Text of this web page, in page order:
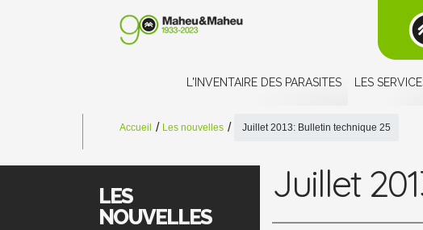
L'INVENTAIRE DES PARASITES LES
Accueil Les nouvelles Juillet 2013: Bulletin technique 25
LES
NOUVELLES
Juillet